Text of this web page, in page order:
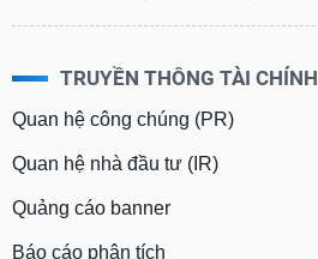
TRUYỀN THÔNG TÀI CHÍNH
Quan hệ công chúng (PR)
Quan hệ nhà đầu tư (IR)
Quảng cáo banner
Báo cáo phân tích
Dịch
tạo